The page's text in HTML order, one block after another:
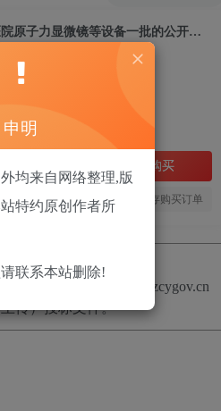
关于浙江大学医学院附属口腔医院原子力显微镜等设备一批的公开招标公告[浙江省国际技术设备招标有限公司]
立即购买
登录！建议登陆后购买，可保存购买订单
https://www.zcygov.cn
（上传）投标文件。
申明
均来自网络整理,版
特约原创作者所
联系本站删除!